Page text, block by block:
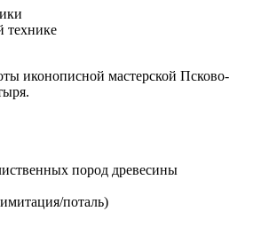
технике
иконописной мастерской Псково-
пород древесины
поталь)